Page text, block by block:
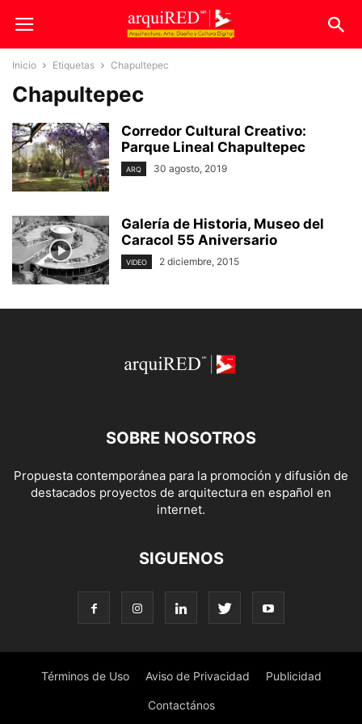
Inicio Etiquetas Chapultepec
Chapultepec
Corredor Cultural Creativo:
Parque Lineal Chapultepec
ARQ 30 agosto, 2019
Galería de Historia, Museo del
Caracol 55 Aniversario
VIDEO 2 diciembre, 2015
SOBRE NOSOTROS
Propuesta contemporánea para la promoción y difusión de
destacados proyectos de arquitectura en español en
internet.
SIGUENOS
Términos de Uso Aviso de Privacidad Publicidad
Contactános